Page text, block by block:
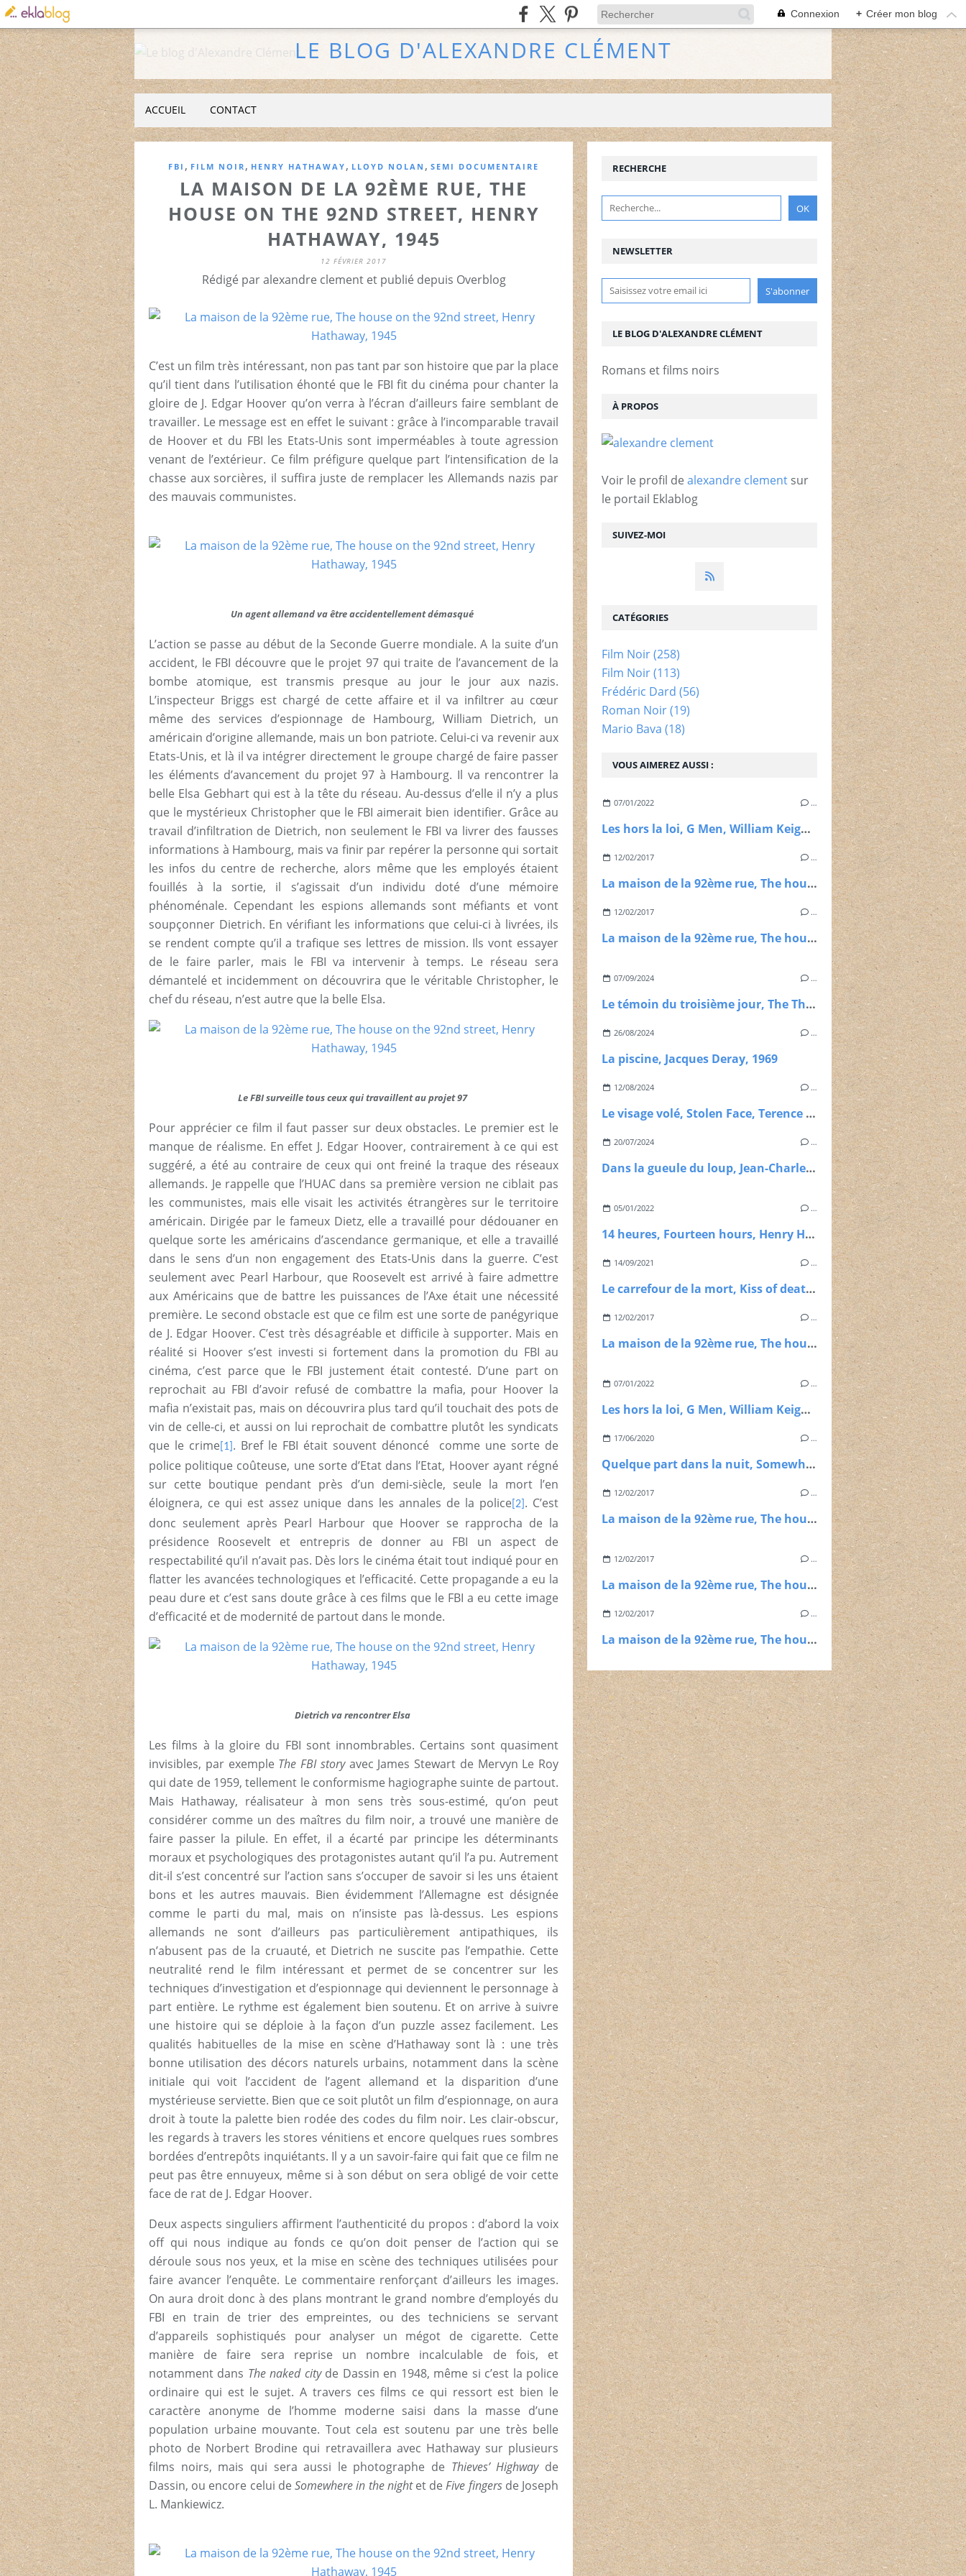
Connexion + Créer mon blog
LE BLOG D'ALEXANDRE CLÉMENT
ACCUEIL CONTACT
FBI , FILM NOIR , HENRY HATHAWAY , LLOYD NOLAN , SEMI DOCUMENTAIRE
LA MAISON DE LA 92ÈME RUE, THE
HOUSE ON THE 92ND STREET, HENRY
HATHAWAY, 1945
12 FÉVRIER 2017
Rédigé par alexandre clement et publié depuis Overblog
C’est un film très intéressant, non pas tant par son histoire que par la place
qu’il tient dans l’utilisation éhonté que le FBI fit du cinéma pour chanter la
gloire de J. Edgar Hoover qu’on verra à l’écran d’ailleurs faire semblant de
travailler. Le message est en effet le suivant : grâce à l’incomparable travail
de Hoover et du FBI les Etats-Unis sont imperméables à toute agression
venant de l’extérieur. Ce film préfigure quelque part l’intensification de la
chasse aux sorcières, il suffira juste de remplacer les Allemands nazis par
des mauvais communistes.
Un agent allemand va être accidentellement démasqué
L’action se passe au début de la Seconde Guerre mondiale. A la suite d’un
accident, le FBI découvre que le projet 97 qui traite de l’avancement de la
bombe atomique, est transmis presque au jour le jour aux nazis.
L’inspecteur Briggs est chargé de cette affaire et il va infiltrer au cœur
même des services d’espionnage de Hambourg, William Dietrich, un
américain d’origine allemande, mais un bon patriote. Celui-ci va revenir aux
Etats-Unis, et là il va intégrer directement le groupe chargé de faire passer
les éléments d’avancement du projet 97 à Hambourg. Il va rencontrer la
belle Elsa Gebhart qui est à la tête du réseau. Au-dessus d’elle il n’y a plus
que le mystérieux Christopher que le FBI aimerait bien identifier. Grâce au
travail d’infiltration de Dietrich, non seulement le FBI va livrer des fausses
informations à Hambourg, mais va finir par repérer la personne qui sortait
les infos du centre de recherche, alors même que les employés étaient
fouillés à la sortie, il s’agissait d’un individu doté d’une mémoire
phénoménale. Cependant les espions allemands sont méfiants et vont
soupçonner Dietrich. En vérifiant les informations que celui-ci à livrées, ils
se rendent compte qu’il a trafique ses lettres de mission. Ils vont essayer
de le faire parler, mais le FBI va intervenir à temps. Le réseau sera
démantelé et incidemment on découvrira que le véritable Christopher, le
chef du réseau, n’est autre que la belle Elsa.
Le FBI surveille tous ceux qui travaillent au projet 97
Pour apprécier ce film il faut passer sur deux obstacles. Le premier est le
manque de réalisme. En effet J. Edgar Hoover, contrairement à ce qui est
suggéré, a été au contraire de ceux qui ont freiné la traque des réseaux
allemands. Je rappelle que l’HUAC dans sa première version ne ciblait pas
les communistes, mais elle visait les activités étrangères sur le territoire
américain. Dirigée par le fameux Dietz, elle a travaillé pour dédouaner en
quelque sorte les américains d’ascendance germanique, et elle a travaillé
dans le sens d’un non engagement des Etats-Unis dans la guerre. C’est
seulement avec Pearl Harbour, que Roosevelt est arrivé à faire admettre
aux Américains que de battre les puissances de l’Axe était une nécessité
première. Le second obstacle est que ce film est une sorte de panégyrique
de J. Edgar Hoover. C’est très désagréable et difficile à supporter. Mais en
réalité si Hoover s’est investi si fortement dans la promotion du FBI au
cinéma, c’est parce que le FBI justement était contesté. D’une part on
reprochait au FBI d’avoir refusé de combattre la mafia, pour Hoover la
mafia n’existait pas, mais on découvrira plus tard qu’il touchait des pots de
vin de celle-ci, et aussi on lui reprochait de combattre plutôt les syndicats
que le crime [1] . Bref le FBI était souvent dénoncé comme une sorte de
police politique coûteuse, une sorte d’Etat dans l’Etat, Hoover ayant régné
sur cette boutique pendant près d’un demi-siècle, seule la mort l’en
éloignera, ce qui est assez unique dans les annales de la police [2] . C’est
donc seulement après Pearl Harbour que Hoover se rapprocha de la
présidence Roosevelt et entrepris de donner au FBI un aspect de
respectabilité qu’il n’avait pas. Dès lors le cinéma était tout indiqué pour en
flatter les avancées technologiques et l’efficacité. Cette propagande a eu la
peau dure et c’est sans doute grâce à ces films que le FBI a eu cette image
d’efficacité et de modernité de partout dans le monde.
Dietrich va rencontrer Elsa
Les films à la gloire du FBI sont innombrables. Certains sont quasiment
invisibles, par exemple The FBI story avec James Stewart de Mervyn Le Roy
qui date de 1959, tellement le conformisme hagiographe suinte de partout.
Mais Hathaway, réalisateur à mon sens très sous-estimé, qu’on peut
considérer comme un des maîtres du film noir, a trouvé une manière de
faire passer la pilule. En effet, il a écarté par principe les déterminants
moraux et psychologiques des protagonistes autant qu’il l’a pu. Autrement
dit-il s’est concentré sur l’action sans s’occuper de savoir si les uns étaient
bons et les autres mauvais. Bien évidemment l’Allemagne est désignée
comme le parti du mal, mais on n’insiste pas là-dessus. Les espions
allemands ne sont d’ailleurs pas particulièrement antipathiques, ils
n’abusent pas de la cruauté, et Dietrich ne suscite pas l’empathie. Cette
neutralité rend le film intéressant et permet de se concentrer sur les
techniques d’investigation et d’espionnage qui deviennent le personnage à
part entière. Le rythme est également bien soutenu. Et on arrive à suivre
une histoire qui se déploie à la façon d’un puzzle assez facilement. Les
qualités habituelles de la mise en scène d’Hathaway sont là : une très
bonne utilisation des décors naturels urbains, notamment dans la scène
initiale qui voit l’accident de l’agent allemand et la disparition d’une
mystérieuse serviette. Bien que ce soit plutôt un film d’espionnage, on aura
droit à toute la palette bien rodée des codes du film noir. Les clair-obscur,
les regards à travers les stores vénitiens et encore quelques rues sombres
bordées d’entrepôts inquiétants. Il y a un savoir-faire qui fait que ce film ne
peut pas être ennuyeux, même si à son début on sera obligé de voir cette
face de rat de J. Edgar Hoover.
Deux aspects singuliers affirment l’authenticité du propos : d’abord la voix
off qui nous indique au fonds ce qu’on doit penser de l’action qui se
déroule sous nos yeux, et la mise en scène des techniques utilisées pour
faire avancer l’enquête. Le commentaire renforçant d’ailleurs les images.
On aura droit donc à des plans montrant le grand nombre d’employés du
FBI en train de trier des empreintes, ou des techniciens se servant
d’appareils sophistiqués pour analyser un mégot de cigarette. Cette
manière de faire sera reprise un nombre incalculable de fois, et
notamment dans The naked city de Dassin en 1948, même si c’est la police
ordinaire qui est le sujet. A travers ces films ce qui ressort est bien le
caractère anonyme de l’homme moderne saisi dans la masse d’une
population urbaine mouvante. Tout cela est soutenu par une très belle
photo de Norbert Brodine qui retravaillera avec Hathaway sur plusieurs
films noirs, mais qui sera aussi le photographe de Thieves’ Highway de
Dassin, ou encore celui deSomewhere in the nightet deFive fingers de Joseph
L. Mankiewicz.
NEWSLETTER
SUIVEZ-MOI
RECHERCHE
LE BLOG D'ALEXANDRE CLÉMENT
Romans et films noirs
À PROPOS
Voir le profil de alexandre clement sur
le portail Eklablog
VOUS AIMEREZ AUSSI :
07/01/2022 …
Les hors la loi, G Men, William Keighley, 1935
12/02/2017 …
La maison de la 92ème rue, The house on the 92nd street, Henry Hathaway, 1945
12/02/2017 …
La maison de la 92ème rue, The house on the 92nd street, Henry Hathaway, 1945
07/09/2024 …
Le témoin du troisième jour, The Third Day, Jack Smight, 1965.
26/08/2024 …
La piscine, Jacques Deray, 1969
12/08/2024 …
Le visage volé, Stolen Face, Terence Fisher, 1952
20/07/2024 …
Dans la gueule du loup, Jean-Charles Dudrumet, 1961
05/01/2022 …
14 heures, Fourteen hours, Henry Hathaway, 1951
14/09/2021 …
Le carrefour de la mort, Kiss of death, Henry Hathaway, 1947
12/02/2017 …
La maison de la 92ème rue, The house on the 92nd street, Henry Hathaway, 1945
07/01/2022 …
Les hors la loi, G Men, William Keighley, 1935
17/06/2020 …
Quelque part dans la nuit, Somewhere in the nigh, Joseph L. Markiewicz, 1946
12/02/2017 …
La maison de la 92ème rue, The house on the 92nd street, Henry Hathaway, 1945
12/02/2017 …
La maison de la 92ème rue, The house on the 92nd street, Henry Hathaway, 1945
12/02/2017 …
La maison de la 92ème rue, The house on the 92nd street, Henry Hathaway, 1945
CATÉGORIES
Film Noir(258)
Film Noir(113)
Frédéric Dard (56)
Roman Noir(19)
Mario Bava (18)